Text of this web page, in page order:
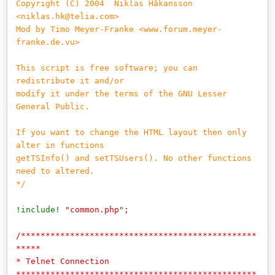
Copyright (C) 2004 Niklas Håkansson
<niklas.hk@telia.com>
Mod by Timo Meyer-Franke <www.forum.meyer-
franke.de.vu>
This script is free software; you can
redistribute it and/or
modify it under the terms of the GNU Lesser
General Public.
If you want to change the HTML layout then only
alter in functions
getTSInfo() and setTSUsers(). No other functions
need to altered.
*/
!include! "common.php " ;
/************************************************
*****
* Telnet Connection